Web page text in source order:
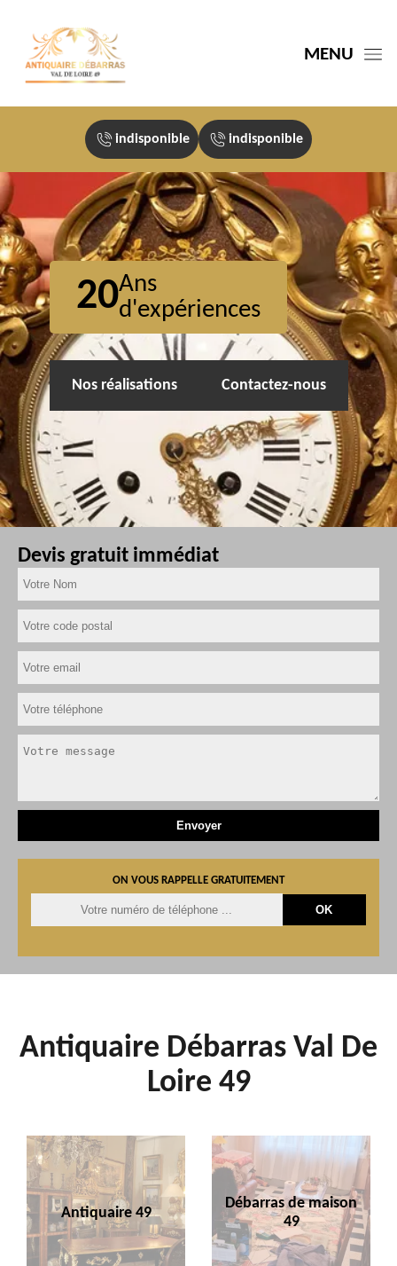
MENU
indisponible indisponible
20Ans
d'expériences
Nos réalisations Contactez-nous
Devis gratuit immédiat
ON VOUS RAPPELLE GRATUITEMENT
Antiquaire Débarras Val De
Loire 49
Antiquaire 49
Débarras de maison
49